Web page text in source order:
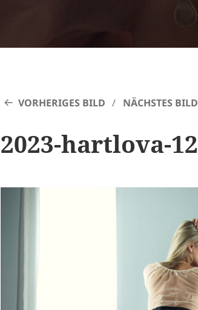
VORHERIGES BILD NÄCHSTES BILD
2023-hartlova-12